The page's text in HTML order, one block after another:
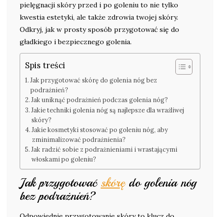
pielęgnacji skóry przed i po goleniu to nie tylko
kwestia estetyki, ale także zdrowia twojej skóry.
Odkryj, jak w prosty sposób przygotować się do
gładkiego i bezpiecznego golenia.
Spis treści
Jak przygotować skórę do golenia nóg bez
podrażnień?
Jak uniknąć podrażnień podczas golenia nóg?
Jakie techniki golenia nóg są najlepsze dla wrażliwej
skóry?
Jakie kosmetyki stosować po goleniu nóg, aby
zminimalizować podrażnienia?
Jak radzić sobie z podrażnieniami i wrastającymi
włoskami po goleniu?
Jak przygotować skórędo golenia nóg
bez podrażnień?